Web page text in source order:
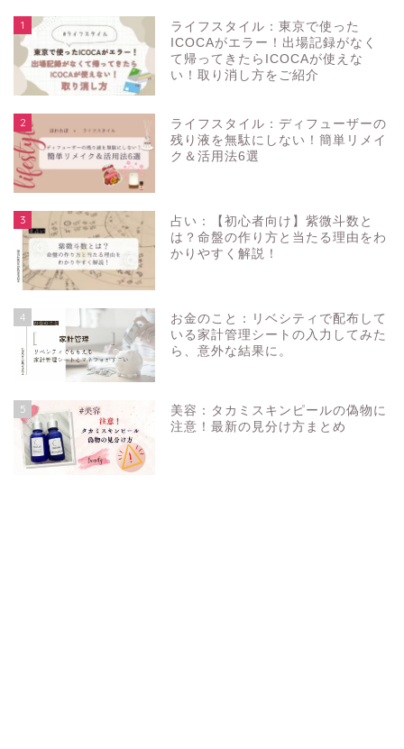
1
ライフスタイル：東京で使った
ICOCAがエラー！出場記録がなく
て帰ってきたらICOCAが使えな
い！取り消し方をご紹介
2
ライフスタイル：ディフューザーの
残り液を無駄にしない！簡単リメイ
ク＆活用法6選
3
占い：【初心者向け】紫微斗数と
は？命盤の作り方と当たる理由をわ
かりやすく解説！
4
お金のこと：リベシティで配布して
いる家計管理シートの入力してみた
ら、意外な結果に。
5
美容：タカミスキンピールの偽物に
注意！最新の見分け方まとめ